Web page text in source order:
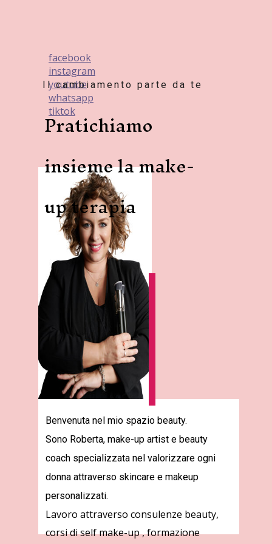
facebook
instagram
youtube
whatsapp
tiktok
Il cambiamento parte da te
Pratichiamo
insieme la make-
up terapia
Benvenuta nel mio spazio beauty.
Sono Roberta, make-up artist e beauty
coach specializzata nel valorizzare ogni
donna attraverso skincare e makeup
personalizzati.
Lavoro attraverso consulenze beauty,
corsi di self make-up , formazione